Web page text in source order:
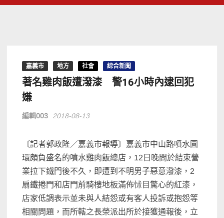
嘉義市 地方 社會 綜合新聞
著名雞肉飯遭潑漆 警16小時內逮回犯
嫌
編輯003 2018-08-13
〔記者郭政隆／嘉義市報導〕嘉義市中山路噴水圓
環頗負盛名的噴水雞肉飯總店，12日晚間於結束營
業拉下鐵門後不久，即遭到不明男子惡意潑漆，2
扇鐵捲門和店門前騎樓地板滿佈怵目驚心的紅漆，
店家低調表示並未與人結怨或有客人投訴或抱怨等
相關問題，而所轄之長榮派出所於接獲通報後，立